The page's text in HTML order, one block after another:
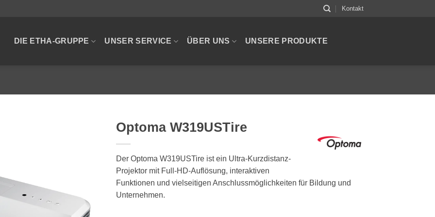
Kontakt
DIE ETHA-GRUPPE UNSER SERVICE ÜBER UNS UNSERE PRODUKTE
Optoma W319USTire
Der Optoma W319USTire ist ein Ultra-Kurzdistanz-
Projektor mit Full-HD-Auflösung, interaktiven
Funktionen und vielseitigen Anschlussmöglichkeiten für Bildung und
Unternehmen.